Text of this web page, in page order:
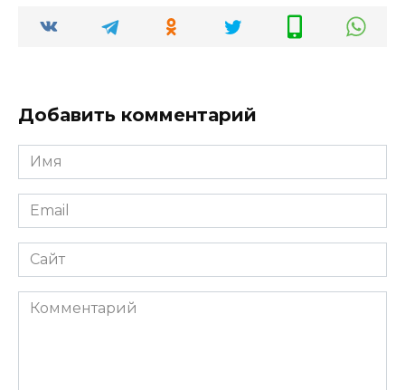
Добавить комментарий
Имя
*
Email
*
Сайт
Комментарий